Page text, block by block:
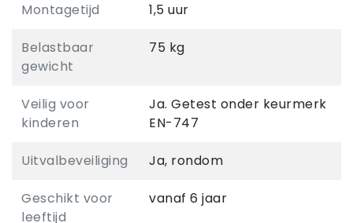
Montagetijd 1,5 uur
Belastbaar
gewicht
75 kg
Veilig voor
kinderen
Ja. Getest onder keurmerk
EN-747
Uitvalbeveiliging Ja, rondom
Geschikt voor
leeftijd
vanaf 6 jaar